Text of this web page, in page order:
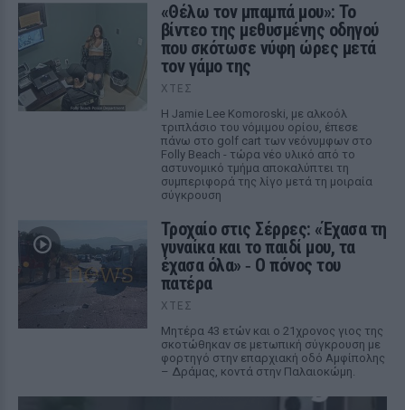
«Θέλω τον μπαμπά μου»: Το
βίντεο της μεθυσμένης οδηγού
που σκότωσε νύφη ώρες μετά
τον γάμο της
ΧΤΕΣ
Η Jamie Lee Komoroski, με αλκοόλ
τριπλάσιο του νόμιμου ορίου, έπεσε
πάνω στο golf cart των νεόνυμφων στο
Folly Beach - τώρα νέο υλικό από το
αστυνομικό τμήμα αποκαλύπτει τη
συμπεριφορά της λίγο μετά τη μοιραία
σύγκρουση
Τροχαίο στις Σέρρες: «Έχασα τη
γυναίκα και το παιδί μου, τα
έχασα όλα» ‑ Ο πόνος του
πατέρα
ΧΤΕΣ
Μητέρα 43 ετών και ο 21χρονος γιος της
σκοτώθηκαν σε μετωπική σύγκρουση με
φορτηγό στην επαρχιακή οδό Αμφίπολης
– Δράμας, κοντά στην Παλαιοκώμη.